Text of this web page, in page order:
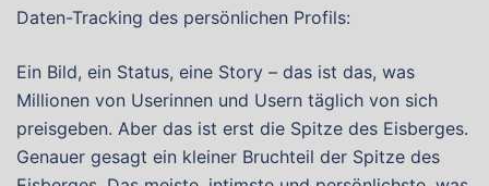
Daten-Tracking des persönlichen Profils:
Ein Bild, ein Status, eine Story – das ist das, was
Millionen von Userinnen und Usern täglich von sich
preisgeben. Aber das ist erst die Spitze des Eisberges.
Genauer gesagt ein kleiner Bruchteil der Spitze des